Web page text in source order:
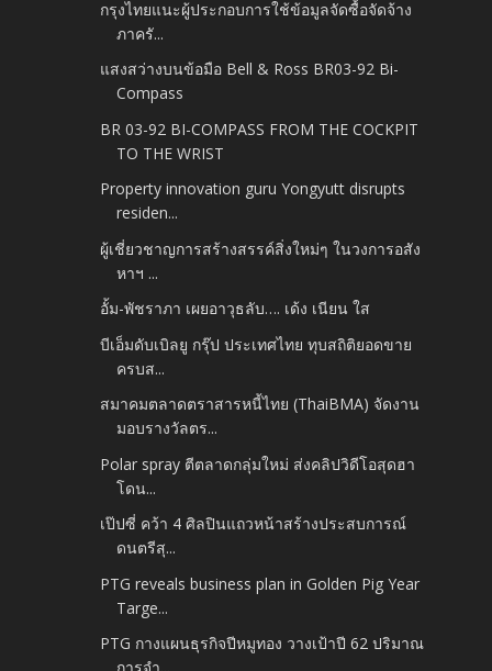
กรุงไทยแนะผู้ประกอบการใช้ข้อมูลจัดซื้อจัดจ้าง
ภาครั...
แสงสว่างบนข้อมือ Bell & Ross BR03-92 Bi-
Compass
BR 03-92 BI-COMPASS FROM THE COCKPIT
TO THE WRIST
Property innovation guru Yongyutt disrupts
residen...
ผู้เชี่ยวชาญการสร้างสรรค์สิ่งใหม่ๆ ในวงการอสัง
หาฯ ...
อั้ม-พัชราภา เผยอาวุธลับ…. เด้ง เนียน ใส
บีเอ็มดับเบิลยู กรุ๊ป ประเทศไทย ทุบสถิติยอดขาย
ครบส...
สมาคมตลาดตราสารหนี้ไทย (ThaiBMA) จัดงาน
มอบรางวัลตร...
Polar spray ตีตลาดกลุ่มใหม่ ส่งคลิปวิดีโอสุดฮา
โดน...
เป๊ปซี่ คว้า 4 ศิลปินแถวหน้าสร้างประสบการณ์
ดนตรีสุ...
PTG reveals business plan in Golden Pig Year
Targe...
PTG กางแผนธุรกิจปีหมูทอง วางเป้าปี 62 ปริมาณ